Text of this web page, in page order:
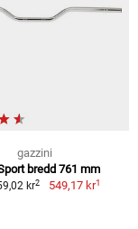
gazzini
bredd 761 mm
kr2 549,17 kr1